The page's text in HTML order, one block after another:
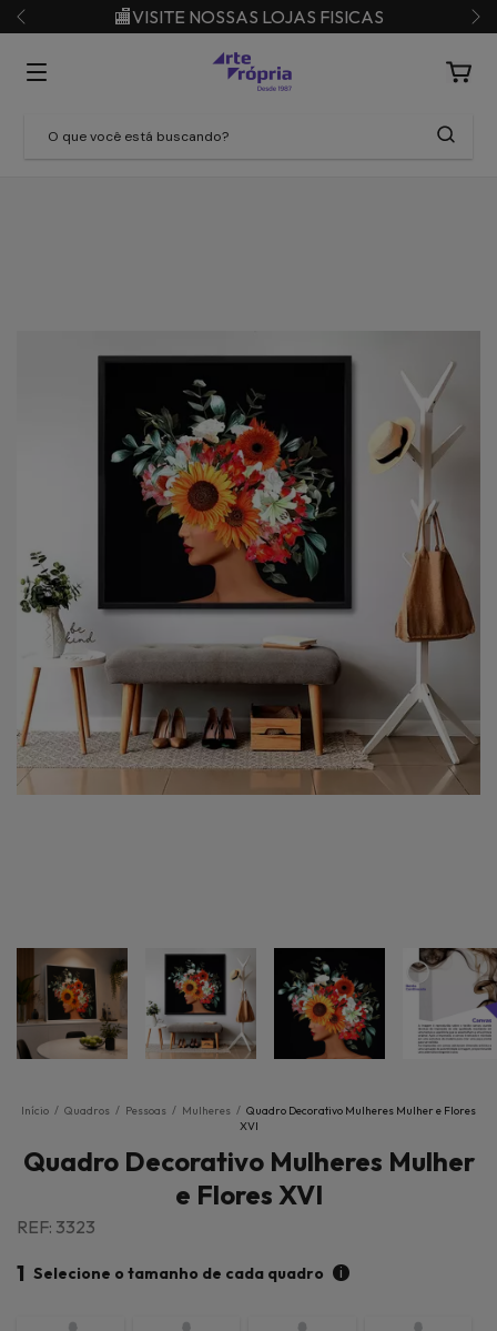
🏬VISITE NOSSAS LOJAS FISICAS
Início / Quadros / Pessoas / Mulheres / Quadro Decorativo Mulheres Mulher e Flores
XVI
Quadro Decorativo Mulheres Mulher
e Flores XVI
REF: 3323
1 Selecione o tamanho de cada quadro i